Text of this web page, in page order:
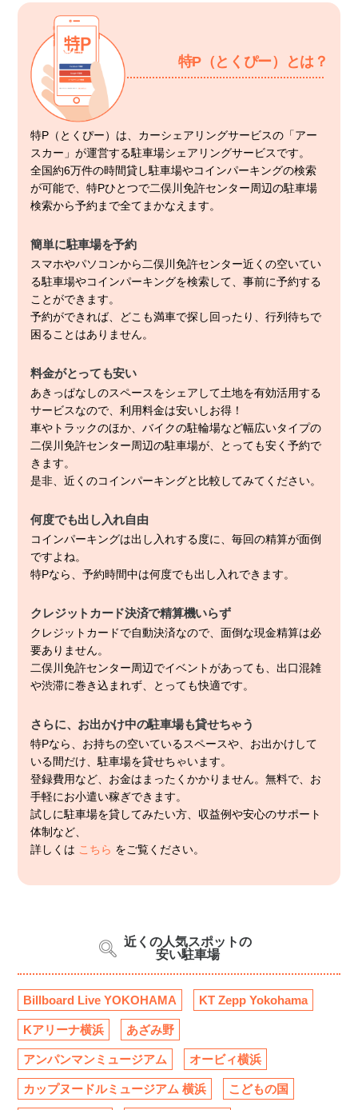
特P（とくぴー）とは？
特P（とくぴー）は、カーシェアリングサービスの「アー
スカー」が運営する駐車場シェアリングサービスです。
全国約6万件の時間貸し駐車場やコインパーキングの検索
が可能で、特Pひとつで二俣川免許センター周辺の駐車場
検索から予約まで全てまかなえます。
簡単に駐車場を予約
スマホやパソコンから二俣川免許センター近くの空いてい
る駐車場やコインパーキングを検索して、事前に予約する
ことができます。
予約ができれば、どこも満車で探し回ったり、行列待ちで
困ることはありません。
料金がとっても安い
あきっぱなしのスペースをシェアして土地を有効活用する
サービスなので、利用料金は安いしお得！
車やトラックのほか、バイクの駐輪場など幅広いタイプの
二俣川免許センター周辺の駐車場が、とっても安く予約で
きます。
是非、近くのコインパーキングと比較してみてください。
何度でも出し入れ自由
コインパーキングは出し入れする度に、毎回の精算が面倒
ですよね。
特Pなら、予約時間中は何度でも出し入れできます。
クレジットカード決済で精算機いらず
クレジットカードで自動決済なので、面倒な現金精算は必
要ありません。
二俣川免許センター周辺でイベントがあっても、出口混雑
や渋滞に巻き込まれず、とっても快適です。
さらに、お出かけ中の駐車場も貸せちゃう
特Pなら、お持ちの空いているスペースや、お出かけして
いる間だけ、駐車場を貸せちゃいます。
登録費用など、お金はまったくかかりません。無料で、お
手軽にお小遣い稼ぎできます。
試しに駐車場を貸してみたい方、収益例や安心のサポート
体制など、
詳しくは こちら をご覧ください。
近くの人気スポットの
安い駐車場
Billboard Live YOKOHAMA KT Zepp Yokohama
Kアリーナ横浜 あざみ野
アンパンマンミュージアム オービィ横浜
カップヌードルミュージアム 横浜 こどもの国